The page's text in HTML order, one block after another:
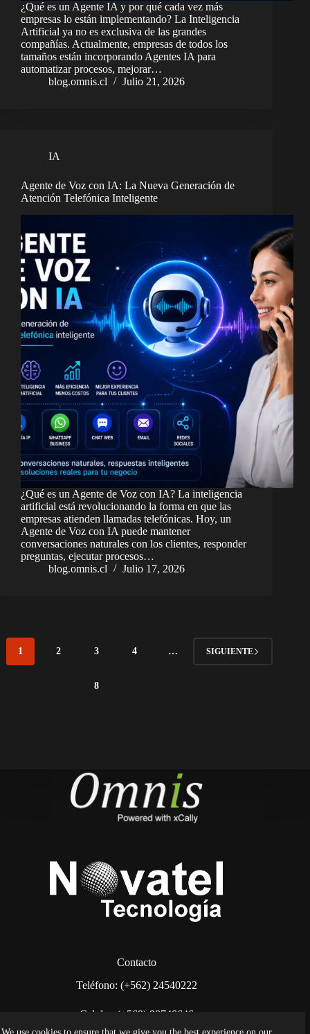
¿Qué es un Agente IA y por qué cada vez más
empresas lo están implementando? La Inteligencia
Artificial ya no es exclusiva de las grandes
compañías. Actualmente, empresas de todos los
tamaños están incorporando Agentes IA para
automatizar procesos, mejorar…
blog.omnis.cl
Julio 21, 2026
IA
Agente de Voz con IA: La Nueva Generación de
Atención Telefónica Inteligente
¿Qué es un Agente de Voz con IA? La inteligencia
artificial está revolucionando la forma en que las
empresas atienden llamadas telefónicas. Hoy, un
Agente de Voz con IA puede mantener
conversaciones naturales con los clientes, responder
preguntas, ejecutar procesos…
blog.omnis.cl
Julio 17, 2026
1 2 3 4 …
8
SIGUIENTE
Contacto
Teléfono: (+562) 24540222
Celular: (+569) 98748646